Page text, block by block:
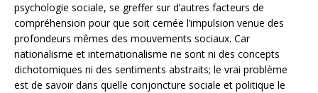
psychologie sociale, se greffer sur d’autres facteurs de
compréhension pour que soit cernée l’impulsion venue des
profondeurs mêmes des mouvements sociaux. Car
nationalisme et internationalisme ne sont ni des concepts
dichotomiques ni des sentiments abstraits; le vrai problème
est de savoir dans quelle conjoncture sociale et politique le